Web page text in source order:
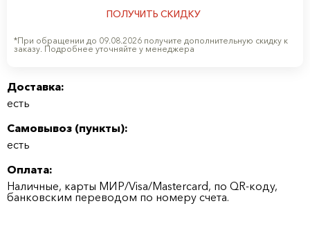
ПОЛУЧИТЬ СКИДКУ
*При обращении до 09.08.2026 получите дополнительную скидку к
заказу. Подробнее уточняйте у менеджера
Доставка:
есть
Самовывоз (пункты):
есть
Оплата:
Наличные, карты МИР/Visa/Mastercard, по QR-коду,
банковским переводом по номеру счета.